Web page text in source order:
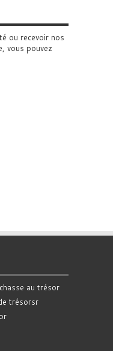
ou recevoir nos
vous pouvez
au trésor
trésorsr